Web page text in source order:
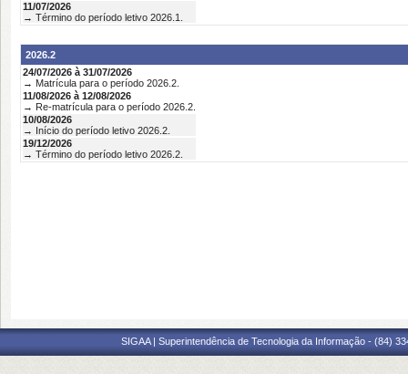
11/07/2026
→ Término do período letivo 2026.1.
2026.2
24/07/2026 à 31/07/2026
→ Matrícula para o período 2026.2.
11/08/2026 à 12/08/2026
→ Re-matrícula para o período 2026.2.
10/08/2026
→ Início do período letivo 2026.2.
19/12/2026
→ Término do período letivo 2026.2.
SIGAA | Superintendência de Tecnologia da Informação - (84)